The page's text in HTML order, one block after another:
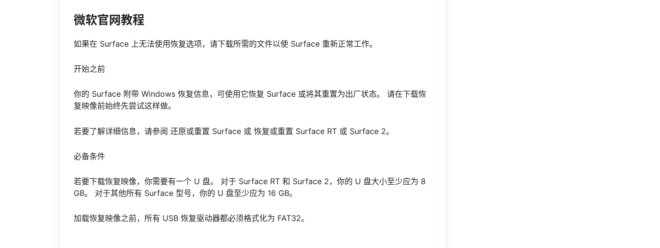
微软官网教程
如果在 Surface 上无法使用恢复选项，请下载所需的文件以使 Surface 重新正常工作。
开始之前
你的 Surface 附带 Windows 恢复信息，可使用它恢复 Surface 或将其重置为出厂状态。 请在下载恢
复映像前始终先尝试这样做。
若要了解详细信息，请参阅 还原或重置 Surface 或 恢复或重置 Surface RT 或 Surface 2。
必备条件
若要下载恢复映像，你需要有一个 U 盘。 对于 Surface RT 和 Surface 2，你的 U 盘大小至少应为 8
GB。 对于其他所有 Surface 型号，你的 U 盘至少应为 16 GB。
加载恢复映像之前，所有 USB 恢复驱动器都必须格式化为 FAT32。